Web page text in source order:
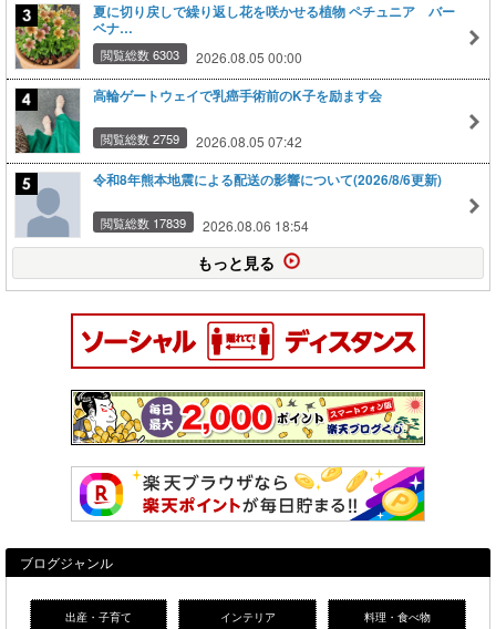
夏に切り戻しで繰り返し花を咲かせる植物 ペチュニア バー
ベナ…
閲覧総数 6303 2026.08.05 00:00
高輪ゲートウェイで乳癌手術前のK子を励ます会
閲覧総数 2759 2026.08.05 07:42
令和8年熊本地震による配送の影響について(2026/8/6更新)
閲覧総数 17839 2026.08.06 18:54
もっと見る
ブログジャンル
出産・子育て インテリア 料理・食べ物